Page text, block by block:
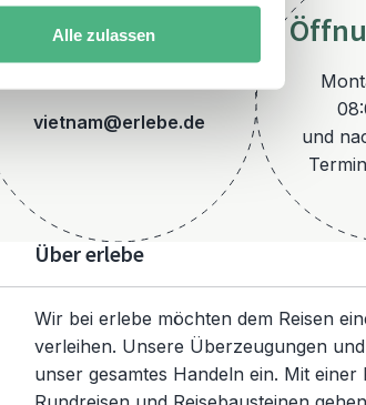
Alle zulassen
E-Mail
vietnam@erlebe.de
und
Über erlebe
Wir bei erlebe möchten dem Reisen
verleihen. Unsere Überzeugungen
unser gesamtes Handeln ein. Mit einer